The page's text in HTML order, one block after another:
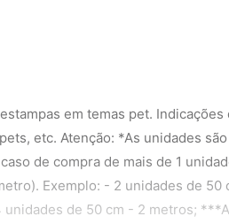
em temas pet.
etc. Atenção: *As unidades
de compra de mais de 1
Exemplo: - 2 unidades de 50
de 50 cm - 2 metros;